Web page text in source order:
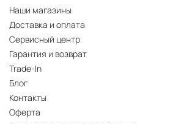
Наши магазины
Доставка и оплата
Сервисный центр
Гарантия и возврат
Trade-In
Блог
Контакты
Оферта